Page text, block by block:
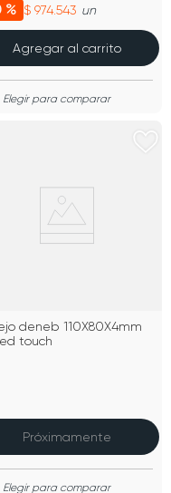
% $ 974.543 un
Agregar al carrito
deneb 110X80X4mm
touch
Próximamente